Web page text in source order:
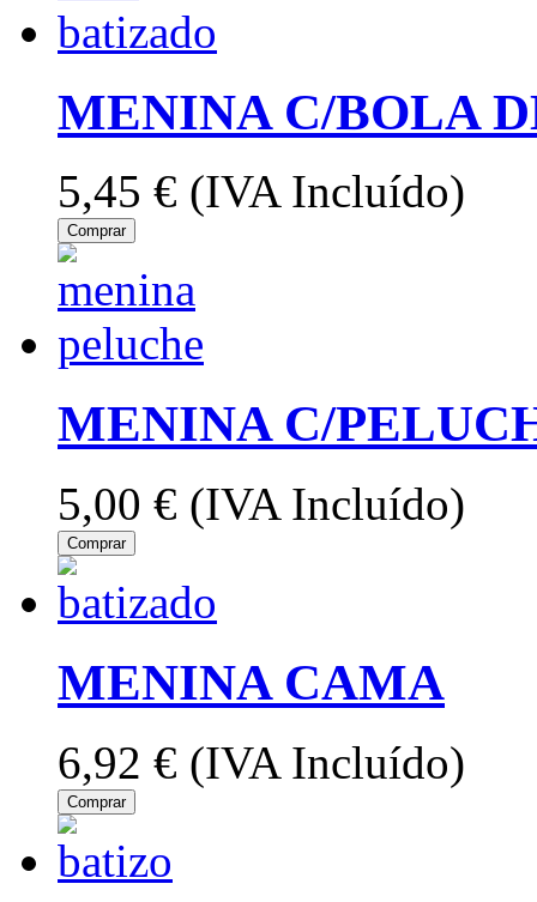
MENINA C/BOLA
5,45 € (IVA Incluído)
Comprar
MENINA C/
5,00 € (IVA Incluído)
Comprar
MENINA CAMA
6,92 € (IVA Incluído)
Comprar